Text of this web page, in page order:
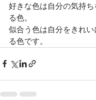
好きな色は自分の気持
る色。
似合う色は自分をきれ
る色です。